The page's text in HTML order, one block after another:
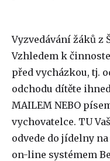
Vyzvedávání žáků z
Vzhledem k
před vycházkou, tj.
odchodu dítěte
MAILEM NEBO
vychovatelce. TU
odvede do jídelny
on-line systémem